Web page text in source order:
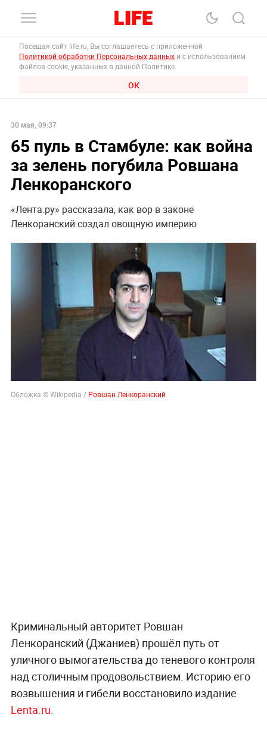
Посещая сайт life.ru, Вы соглашаетесь с приложенной
Политикой обработки Персональных данных и с использованием
файлов cookie, указанных в данной Политике.
ОК
30 мая, 09:37
65 пуль в Стамбуле: как война
за зелень погубила Ровшана
Ленкоранского
«Лента.ру» рассказала, как вор в законе
Ленкоранский создал овощную империю
Обложка © Wikipedia / Ровшан Ленкоранский
Криминальный авторитет Ровшан
Ленкоранский (Джаниев) прошёл путь от
уличного вымогательства до теневого контроля
над столичным продовольствием. Историю его
возвышения и гибели восстановило издание
Lenta.ru